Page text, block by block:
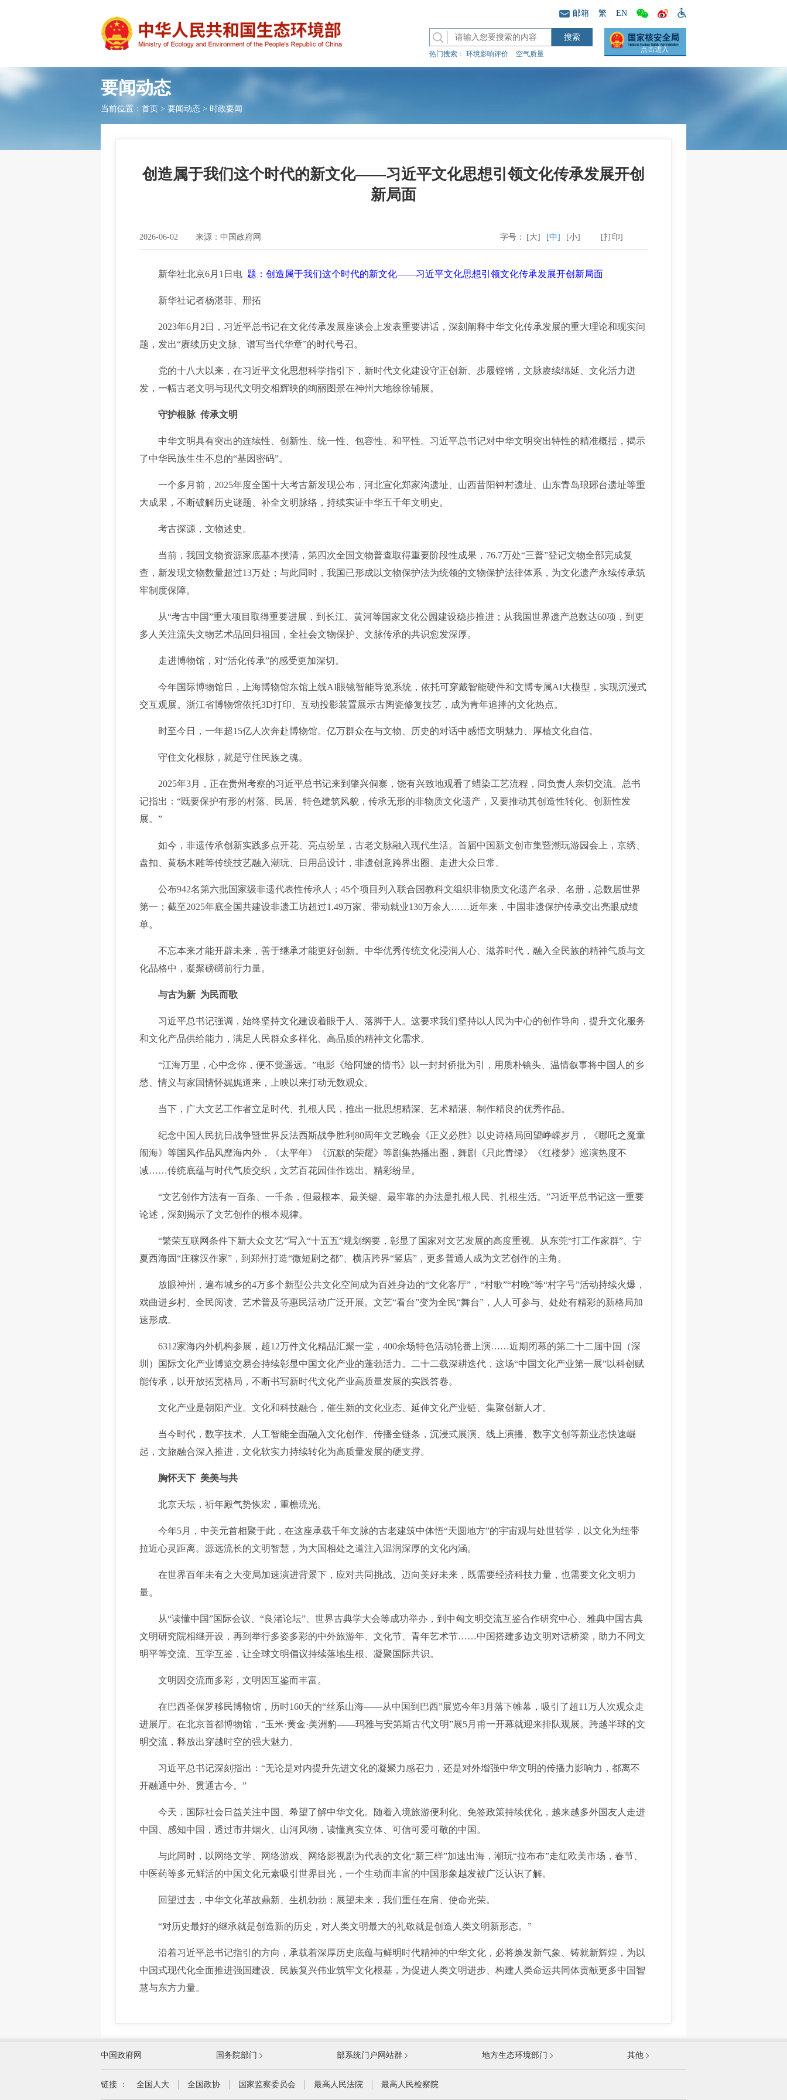
邮箱 繁 EN
热门搜索： 环境影响评价 空气质量
点击进入
要闻动态
当前位置： 首页 > 要闻动态 > 时政要闻
创造属于我们这个时代的新文化——习近平文化思想引领文化传承发展开创
新局面
2026-06-02 来源：中国政府网 [打印]
字号： [大] [中] [小]
新华社北京6月1日电 题：创造属于我们这个时代的新文化——习近平文化思想引领文化传承发展开创新局面
新华社记者杨湛菲、邢拓
2023年6月2日，习近平总书记在文化传承发展座谈会上发表重要讲话，深刻阐释中华文化传承发展的重大理论和现实问
题，发出“赓续历史文脉、谱写当代华章”的时代号召。
党的十八大以来，在习近平文化思想科学指引下，新时代文化建设守正创新、步履铿锵，文脉赓续绵延、文化活力迸
发，一幅古老文明与现代文明交相辉映的绚丽图景在神州大地徐徐铺展。
守护根脉 传承文明
中华文明具有突出的连续性、创新性、统一性、包容性、和平性。习近平总书记对中华文明突出特性的精准概括，揭示
了中华民族生生不息的“基因密码”。
一个多月前，2025年度全国十大考古新发现公布，河北宣化郑家沟遗址、山西昔阳钟村遗址、山东青岛琅琊台遗址等重
大成果，不断破解历史谜题、补全文明脉络，持续实证中华五千年文明史。
考古探源，文物述史。
当前，我国文物资源家底基本摸清，第四次全国文物普查取得重要阶段性成果，76.7万处“三普”登记文物全部完成复
查，新发现文物数量超过13万处；与此同时，我国已形成以文物保护法为统领的文物保护法律体系，为文化遗产永续传承筑
牢制度保障。
从“考古中国”重大项目取得重要进展，到长江、黄河等国家文化公园建设稳步推进；从我国世界遗产总数达60项，到更
多人关注流失文物艺术品回归祖国，全社会文物保护、文脉传承的共识愈发深厚。
走进博物馆，对“活化传承”的感受更加深切。
今年国际博物馆日，上海博物馆东馆上线AI眼镜智能导览系统，依托可穿戴智能硬件和文博专属AI大模型，实现沉浸式
交互观展。浙江省博物馆依托3D打印、互动投影装置展示古陶瓷修复技艺，成为青年追捧的文化热点。
时至今日，一年超15亿人次奔赴博物馆。亿万群众在与文物、历史的对话中感悟文明魅力、厚植文化自信。
守住文化根脉，就是守住民族之魂。
2025年3月，正在贵州考察的习近平总书记来到肇兴侗寨，饶有兴致地观看了蜡染工艺流程，同负责人亲切交流。总书
记指出：“既要保护有形的村落、民居、特色建筑风貌，传承无形的非物质文化遗产，又要推动其创造性转化、创新性发
展。”
如今，非遗传承创新实践多点开花、亮点纷呈，古老文脉融入现代生活。首届中国新文创市集暨潮玩游园会上，京绣、
盘扣、黄杨木雕等传统技艺融入潮玩、日用品设计，非遗创意跨界出圈、走进大众日常。
公布942名第六批国家级非遗代表性传承人；45个项目列入联合国教科文组织非物质文化遗产名录、名册，总数居世界
第一；截至2025年底全国共建设非遗工坊超过1.49万家、带动就业130万余人……近年来，中国非遗保护传承交出亮眼成绩
单。
不忘本来才能开辟未来，善于继承才能更好创新。中华优秀传统文化浸润人心、滋养时代，融入全民族的精神气质与文
化品格中，凝聚磅礴前行力量。
与古为新 为民而歌
习近平总书记强调，始终坚持文化建设着眼于人、落脚于人。这要求我们坚持以人民为中心的创作导向，提升文化服务
和文化产品供给能力，满足人民群众多样化、高品质的精神文化需求。
“江海万里，心中念你，便不觉遥远。”电影《给阿嬷的情书》以一封封侨批为引，用质朴镜头、温情叙事将中国人的乡
愁、情义与家国情怀娓娓道来，上映以来打动无数观众。
当下，广大文艺工作者立足时代、扎根人民，推出一批思想精深、艺术精湛、制作精良的优秀作品。
纪念中国人民抗日战争暨世界反法西斯战争胜利80周年文艺晚会《正义必胜》以史诗格局回望峥嵘岁月，《哪吒之魔童
闹海》等国风作品风靡海内外，《太平年》《沉默的荣耀》等剧集热播出圈，舞剧《只此青绿》《红楼梦》巡演热度不
减……传统底蕴与时代气质交织，文艺百花园佳作迭出、精彩纷呈。
“文艺创作方法有一百条、一千条，但最根本、最关键、最牢靠的办法是扎根人民、扎根生活。”习近平总书记这一重要
论述，深刻揭示了文艺创作的根本规律。
“繁荣互联网条件下新大众文艺”写入“十五五”规划纲要，彰显了国家对文艺发展的高度重视。从东莞“打工作家群”、宁
夏西海固“庄稼汉作家”，到郑州打造“微短剧之都”、横店跨界“竖店”，更多普通人成为文艺创作的主角。
放眼神州，遍布城乡的4万多个新型公共文化空间成为百姓身边的“文化客厅”，“村歌”“村晚”等“村字号”活动持续火爆，
戏曲进乡村、全民阅读、艺术普及等惠民活动广泛开展。文艺“看台”变为全民“舞台”，人人可参与、处处有精彩的新格局加
速形成。
6312家海内外机构参展，超12万件文化精品汇聚一堂，400余场特色活动轮番上演……近期闭幕的第二十二届中国（深
圳）国际文化产业博览交易会持续彰显中国文化产业的蓬勃活力。二十二载深耕迭代，这场“中国文化产业第一展”以科创赋
能传承，以开放拓宽格局，不断书写新时代文化产业高质量发展的实践答卷。
文化产业是朝阳产业。文化和科技融合，催生新的文化业态、延伸文化产业链、集聚创新人才。
当今时代，数字技术、人工智能全面融入文化创作、传播全链条，沉浸式展演、线上演播、数字文创等新业态快速崛
起，文旅融合深入推进，文化软实力持续转化为高质量发展的硬支撑。
胸怀天下 美美与共
北京天坛，祈年殿气势恢宏，重檐琉光。
今年5月，中美元首相聚于此，在这座承载千年文脉的古老建筑中体悟“天圆地方”的宇宙观与处世哲学，以文化为纽带
拉近心灵距离。源远流长的文明智慧，为大国相处之道注入温润深厚的文化内涵。
在世界百年未有之大变局加速演进背景下，应对共同挑战、迈向美好未来，既需要经济科技力量，也需要文化文明力
量。
从“读懂中国”国际会议、“良渚论坛”、世界古典学大会等成功举办，到中匈文明交流互鉴合作研究中心、雅典中国古典
文明研究院相继开设，再到举行多姿多彩的中外旅游年、文化节、青年艺术节……中国搭建多边文明对话桥梁，助力不同文
明平等交流、互学互鉴，让全球文明倡议持续落地生根、凝聚国际共识。
文明因交流而多彩，文明因互鉴而丰富。
在巴西圣保罗移民博物馆，历时160天的“丝系山海——从中国到巴西”展览今年3月落下帷幕，吸引了超11万人次观众走
进展厅。在北京首都博物馆，“玉米·黄金·美洲豹——玛雅与安第斯古代文明”展5月甫一开幕就迎来排队观展。跨越半球的文
明交流，释放出穿越时空的强大魅力。
习近平总书记深刻指出：“无论是对内提升先进文化的凝聚力感召力，还是对外增强中华文明的传播力影响力，都离不
开融通中外、贯通古今。”
今天，国际社会日益关注中国、希望了解中华文化。随着入境旅游便利化、免签政策持续优化，越来越多外国友人走进
中国、感知中国，透过市井烟火、山河风物，读懂真实立体、可信可爱可敬的中国。
与此同时，以网络文学、网络游戏、网络影视剧为代表的文化“新三样”加速出海，潮玩“拉布布”走红欧美市场，春节、
中医药等多元鲜活的中国文化元素吸引世界目光，一个生动而丰富的中国形象越发被广泛认识了解。
回望过去，中华文化革故鼎新、生机勃勃；展望未来，我们重任在肩、使命光荣。
“对历史最好的继承就是创造新的历史，对人类文明最大的礼敬就是创造人类文明新形态。”
沿着习近平总书记指引的方向，承载着深厚历史底蕴与鲜明时代精神的中华文化，必将焕发新气象、铸就新辉煌，为以
中国式现代化全面推进强国建设、民族复兴伟业筑牢文化根基，为促进人类文明进步、构建人类命运共同体贡献更多中国智
慧与东方力量。
外交部 国防部
国家发展和改革委员会
国家民族事务委员会
公安部
中国政府网 国务院部门 部系统门户网站群 地方生态环境部门 其他
链接 ： 全国人大 全国政协 国家监察委员会 最高人民法院 最高人民检察院